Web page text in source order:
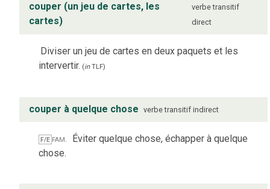
couper (un jeu de cartes, les
cartes)
verbe transitif
direct
Diviser un jeu de cartes en deux paquets et les
intervertir. (inTLF)
couper à quelque chose verbe transitif indirect
F/E fam. Éviter quelque chose, échapper à quelque
chose.